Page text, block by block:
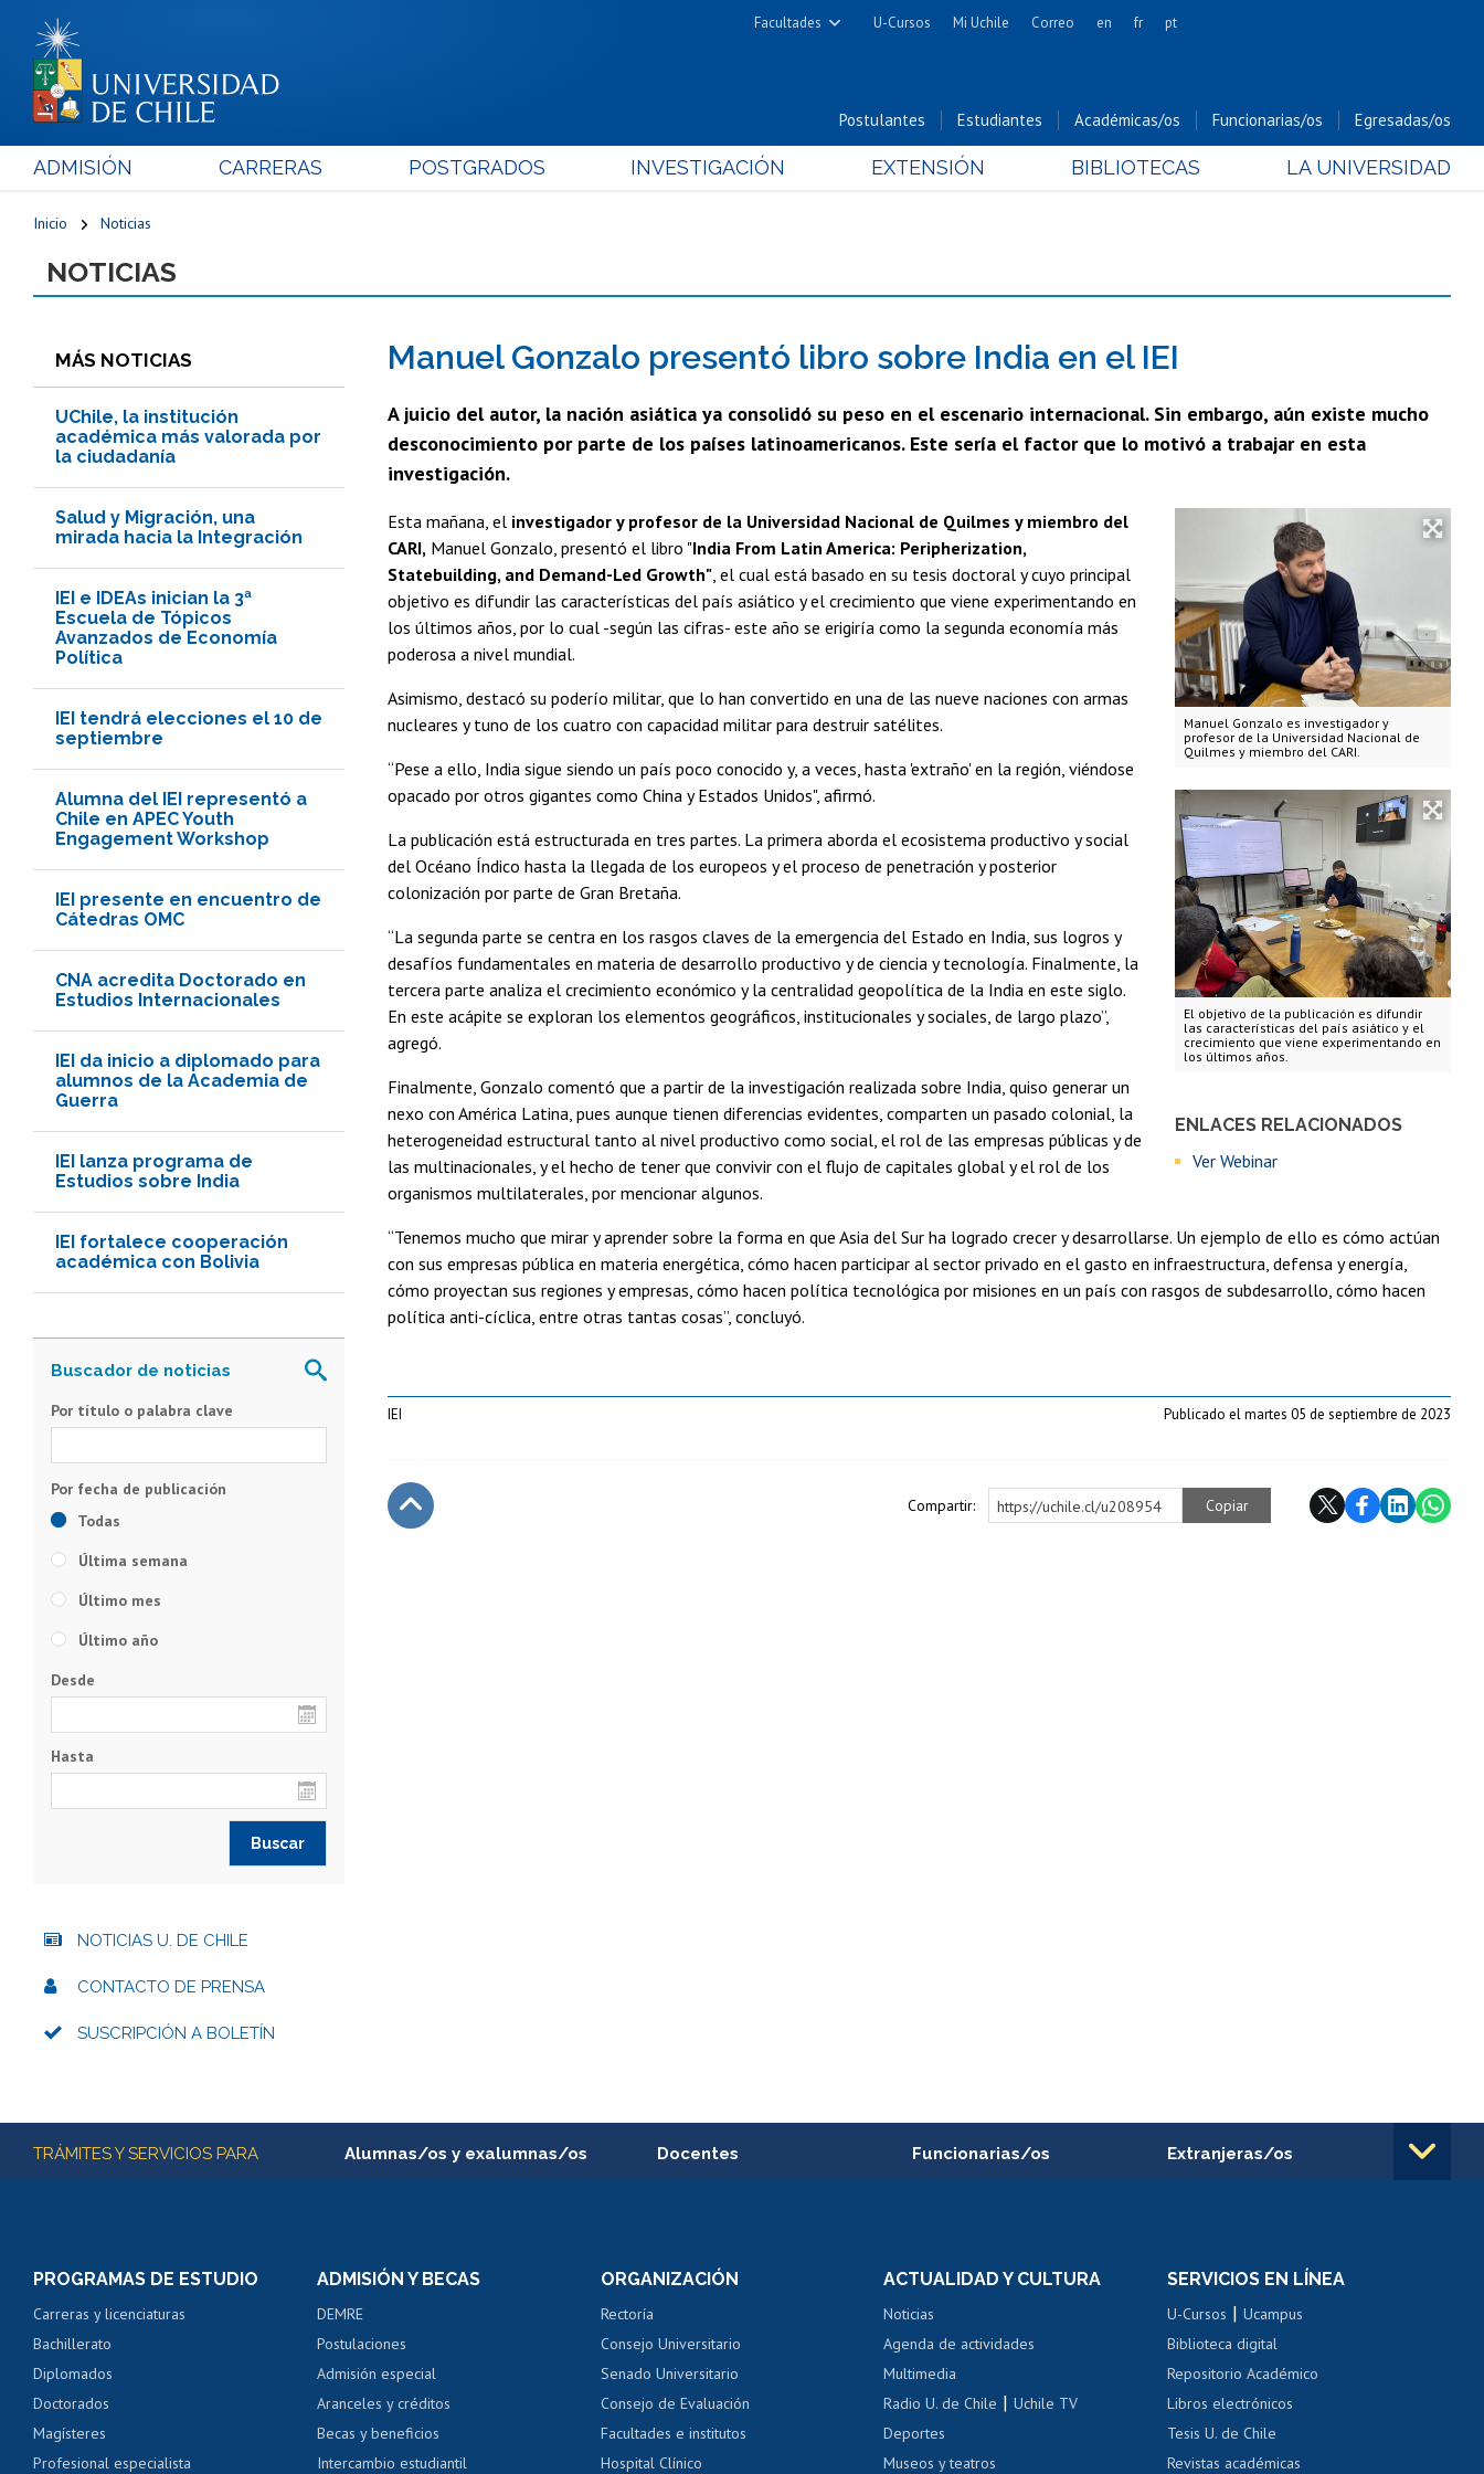
Facultades
Cs. Físicas y Matemáticas
Cs. Forestales y Conservación
Cs. Químicas y Farmacéuticas
Cs. Sociales
Estudios Avanzados en Educación
Estudios Internacionales
Alimentos
Hospital Clínico
U-Cursos Mi Uchile Correo en fr pt
Postulantes Estudiantes Académicas/os Funcionarias/os Egresadas/os
ADMISIÓN CARRERAS POSTGRADOS INVESTIGACIÓN EXTENSIÓN BIBLIOTECAS LA UNIVERSIDAD
Inicio Noticias
NOTICIAS
MÁS NOTICIAS
UChile, la institución
académica más valorada por
la ciudadanía
Salud y Migración, una
mirada hacia la Integración
IEI e IDEAs inician la 3ª
Escuela de Tópicos
Avanzados de Economía
Política
IEI tendrá elecciones el 10 de
septiembre
Alumna del IEI representó a
Chile en APEC Youth
Engagement Workshop
IEI presente en encuentro de
Cátedras OMC
CNA acredita Doctorado en
Estudios Internacionales
IEI da inicio a diplomado para
alumnos de la Academia de
Guerra
IEI lanza programa de
Estudios sobre India
IEI fortalece cooperación
académica con Bolivia
Manuel Gonzalo presentó libro sobre India en el IEI
A juicio del autor, la nación asiática ya consolidó su peso en el escenario internacional. Sin embargo, aún existe mucho
desconocimiento por parte de los países latinoamericanos. Este sería el factor que lo motivó a trabajar en esta
investigación.
Manuel Gonzalo es investigador y
profesor de la Universidad Nacional de
Quilmes y miembro del CARI.
El objetivo de la publicación es difundir
las características del país asiático y el
crecimiento que viene experimentando en
los últimos años.
ENLACES RELACIONADOS
Ver Webinar
Esta mañana, el investigador y profesor de la Universidad Nacional de Quilmes y miembro del
CARI, Manuel Gonzalo, presentó el libro "India From Latin America: Peripherization,
Statebuilding, and Demand-Led Growth" , el cual está basado en su tesis doctoral y cuyo principal
objetivo es difundir las características del país asiático y el crecimiento que viene experimentando en
los últimos años, por lo cual -según las cifras- este año se erigiría como la segunda economía más
poderosa a nivel mundial.
Asimismo, destacó su poderío militar, que lo han convertido en una de las nueve naciones con armas
nucleares y tuno de los cuatro con capacidad militar para destruir satélites.
“Pese a ello, India sigue siendo un país poco conocido y, a veces, hasta 'extraño' en la región, viéndose
opacado por otros gigantes como China y Estados Unidos", afirmó.
La publicación está estructurada en tres partes. La primera aborda el ecosistema productivo y social
del Océano Índico hasta la llegada de los europeos y el proceso de penetración y posterior
colonización por parte de Gran Bretaña.
“La segunda parte se centra en los rasgos claves de la emergencia del Estado en India, sus logros y
desafíos fundamentales en materia de desarrollo productivo y de ciencia y tecnología. Finalmente, la
tercera parte analiza el crecimiento económico y la centralidad geopolítica de la India en este siglo.
En este acápite se exploran los elementos geográficos, institucionales y sociales, de largo plazo”,
agregó.
Finalmente, Gonzalo comentó que a partir de la investigación realizada sobre India, quiso generar un
nexo con América Latina, pues aunque tienen diferencias evidentes, comparten un pasado colonial, la
heterogeneidad estructural tanto al nivel productivo como social, el rol de las empresas públicas y de
las multinacionales, y el hecho de tener que convivir con el flujo de capitales global y el rol de los
organismos multilaterales, por mencionar algunos.
“Tenemos mucho que mirar y aprender sobre la forma en que Asia del Sur ha logrado crecer y desarrollarse. Un ejemplo de ello es cómo actúan
con sus empresas pública en materia energética, cómo hacen participar al sector privado en el gasto en infraestructura, defensa y energía,
cómo proyectan sus regiones y empresas, cómo hacen política tecnológica por misiones en un país con rasgos de subdesarrollo, cómo hacen
política anti-cíclica, entre otras tantas cosas”, concluyó.
IEI Publicado el martes 05 de septiembre de 2023
Compartir: https://uchile.cl/u208954 Copiar
Por título o palabra clave
Todas
Última semana
Último mes
Último año
Desde
Hasta
NOTICIAS U. DE CHILE
CONTACTO DE PRENSA
SUSCRIPCIÓN A BOLETÍN
Más información
TRÁMITES Y SERVICIOS PARA Alumnas/os y exalumnas/os
Servicio médico y dental
Pago de arancel y crédito alumnos
Pago de arancel y crédito exalumnos
Certificado de títulos y grados
Docentes
Perfeccionamiento
Evaluación docente
Calificación académica
Postulación al AUCAI
Funcionarias/os
Portal de movilidad interna
Certificado de renta
Certificado de renta
Extranjeras/os
Cursos de español
PROGRAMAS DE ESTUDIO
Carreras y licenciaturas
Bachillerato
Diplomados
Doctorados
Magísteres
Profesional especialista
ADMISIÓN Y BECAS
DEMRE
Postulaciones
Admisión especial
Aranceles y créditos
Becas y beneficios
Intercambio estudiantil
ORGANIZACIÓN
Rectoría
Consejo Universitario
Senado Universitario
Consejo de Evaluación
Facultades e institutos
Hospital Clínico
ACTUALIDAD Y CULTURA
Noticias
Agenda de actividades
Multimedia
Radio U. de Chile |Uchile TV
Deportes
Museos y teatros
SERVICIOS EN LÍNEA
U-Cursos |Ucampus
Biblioteca digital
Repositorio Académico
Libros electrónicos
Tesis U. de Chile
Revistas académicas